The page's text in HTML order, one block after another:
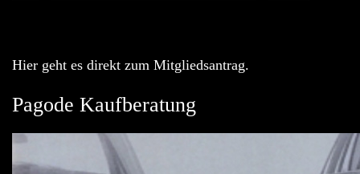
Hier geht es direkt zum Mitgliedsantrag.
Pagode Kaufberatung